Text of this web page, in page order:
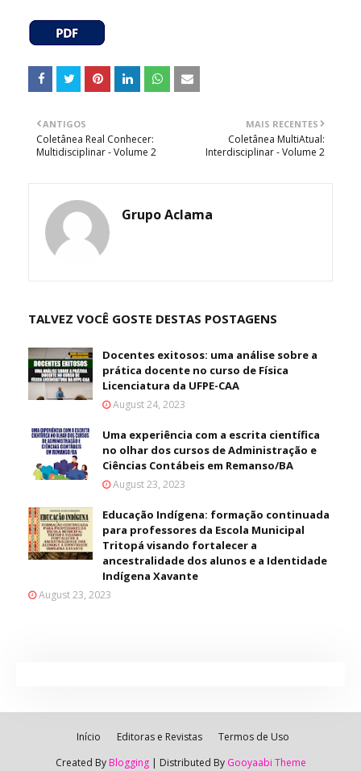
MAIS RECENTES
Coletânea MultiAtual:
Interdisciplinar - Volume 2
ANTIGOS
Coletânea Real Conhecer:
Multidisciplinar - Volume 2
Grupo Aclama
TALVEZ VOCÊ GOSTE DESTAS POSTAGENS
Docentes exitosos: uma análise sobre a
prática docente no curso de Física
Licenciatura da UFPE-CAA
August 24, 2023
Uma experiência com a escrita científica
no olhar dos cursos de Administração e
Ciências Contábeis em Remanso/BA
August 23, 2023
Educação Indígena: formação continuada
para professores da Escola Municipal
Tritopá visando fortalecer a
ancestralidade dos alunos e a Identidade
Indígena Xavante
August 23, 2023
Início Editoras e Revistas
Termos de Uso
Created By Blogging| Distributed By Gooyaabi Theme